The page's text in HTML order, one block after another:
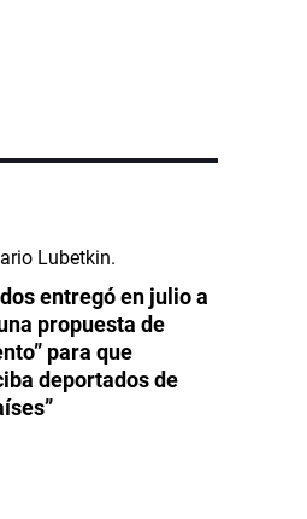
entregó en julio a
propuesta de
para que
deportados de